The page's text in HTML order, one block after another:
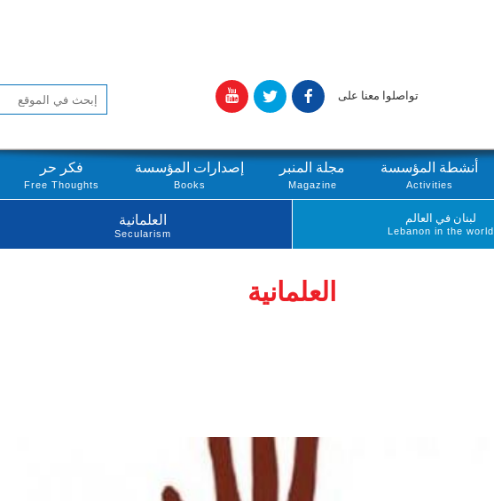
تواصلوا معنا على
أنشطة المؤسسة
Activities
مجلة المنبر
Magazine
إصدارات المؤسسة
Books
فكر حر
Free Thoughts
لبنان في العالم
Lebanon in the world
العلمانية
Secularism
العلمانية